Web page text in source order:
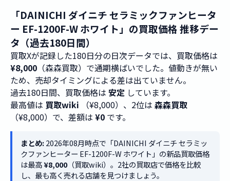
「DAINICHI ダイニチ セラミックファンヒータ
ー EF-1200F-W ホワイト」の買取価格 推移デー
タ（過去180日間）
買取Xが記録した180日分の日次データでは、買取価格は
¥8,000 （森森買取）で通期横ばいでした。値動きが無い
ため、売却タイミングによる差は出ていません。
過去180日間、買取価格は 安定 しています。
最高値は 買取wiki （¥8,000）、2位は 森森買取
（¥8,000）で、差額は ¥0 です。
まとめ:2026年08月時点で「DAINICHI ダイニチ セラミッ
クファンヒーター EF-1200F-W ホワイト」の新品買取価格
は最高¥8,000（買取wiki）。2社の買取店で価格を比較
し、最も高く売れる店舗を見つけましょう。